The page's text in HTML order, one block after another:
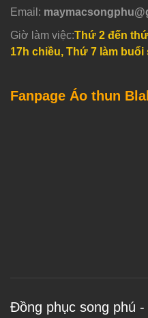
Email:
Giờ làm việc:Thứ 2 đến
17h chiều, Thứ 7 làm buổi
Fanpage Áo thun
Đồng phục song phú